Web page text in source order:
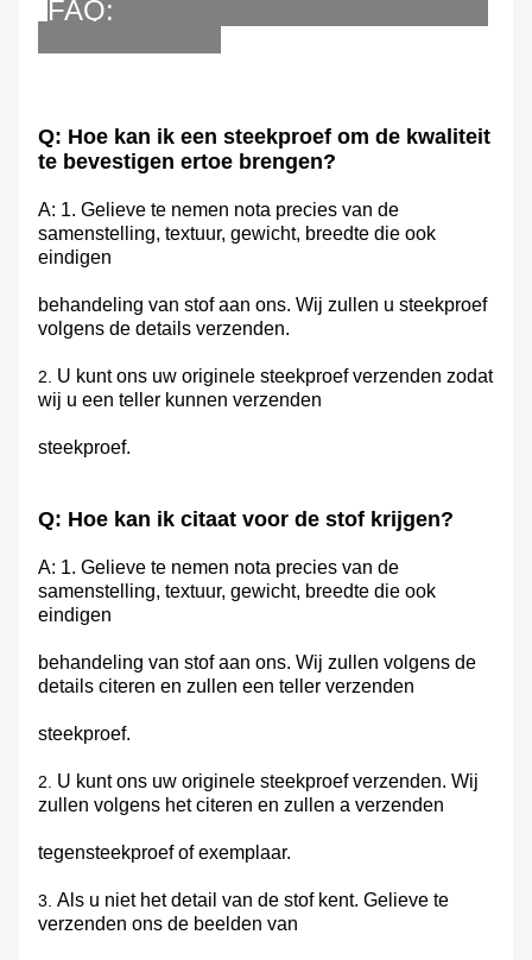
FAQ:
Q: Hoe kan ik een steekproef om de kwaliteit
te bevestigen ertoe brengen?
A: 1. Gelieve te nemen nota precies van de
samenstelling, textuur, gewicht, breedte die ook
eindigen
behandeling van stof aan ons. Wij zullen u steekproef
volgens de details verzenden.
2. U kunt ons uw originele steekproef verzenden zodat
wij u een teller kunnen verzenden
steekproef.
Q: Hoe kan ik citaat voor de stof krijgen?
A: 1. Gelieve te nemen nota precies van de
samenstelling, textuur, gewicht, breedte die ook
eindigen
behandeling van stof aan ons. Wij zullen volgens de
details citeren en zullen een teller verzenden
steekproef.
2. U kunt ons uw originele steekproef verzenden. Wij
zullen volgens het citeren en zullen a verzenden
tegensteekproef of exemplaar.
3. Als u niet het detail van de stof kent. Gelieve te
verzenden ons de beelden van